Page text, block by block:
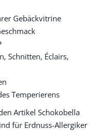
Gebäckvitrine
Schnitten, Éclairs,
Temperierens
Artikel Schokobella
für Erdnuss-Allergiker